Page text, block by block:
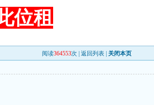
位租
阅读364553次 | 返回列表 关闭本页